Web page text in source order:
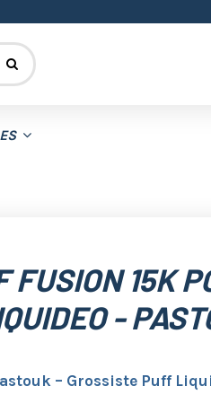
FUSION 15K
-
– Grossiste Puff